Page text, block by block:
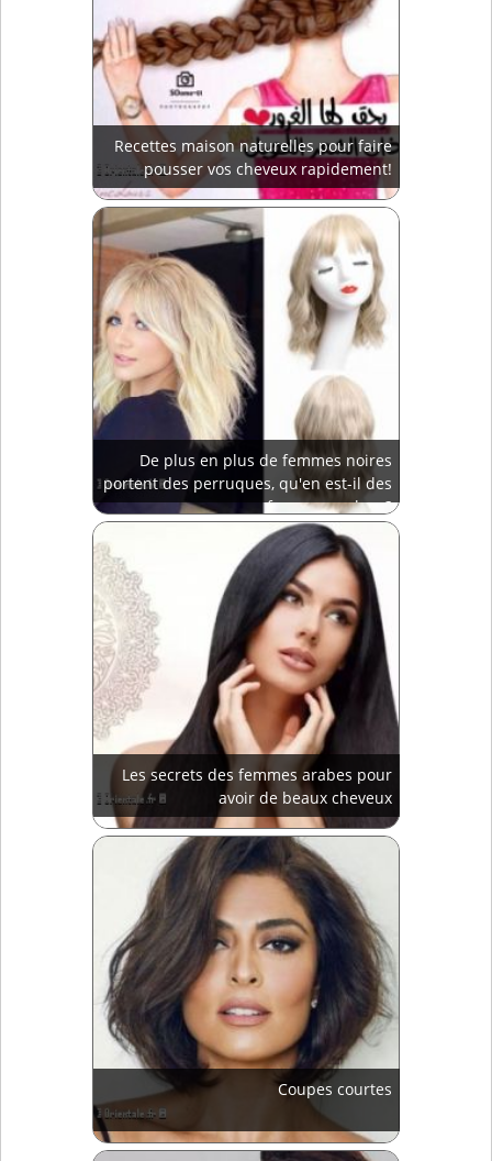
Recettes maison naturelles pour faire
pousser vos cheveux rapidement!
De plus en plus de femmes noires
portent des perruques, qu'en est-il des
femmes arabes ?
Les secrets des femmes arabes pour
avoir de beaux cheveux
Coupes courtes